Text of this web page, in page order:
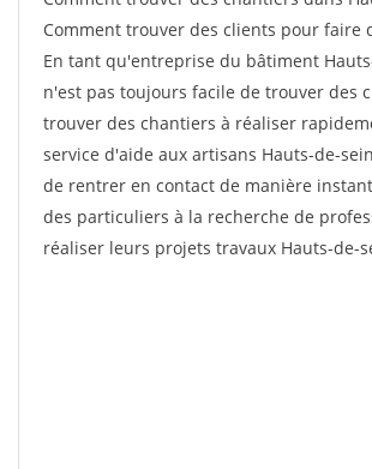
Comment trouver des clients pour faire
En tant qu'entreprise du bâtiment
n'est pas toujours facile de trouver des
trouver des chantiers à réaliser
service d'aide aux artisans Hauts-de-
de rentrer en contact de manière
des particuliers à la recherche de
réaliser leurs projets travaux Hauts-de-